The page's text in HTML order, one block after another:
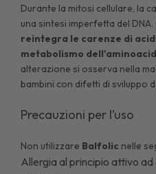
Durante la mitosi cellulare, la
una sintesi imperfetta del DNA.
reintegra le carenze di
metabolismo
alterazione si osserva nella
bambini con difetti di sviluppo
Precauzioni per l’uso
Non utilizzare Balfolic nelle
Allergia al principio attivo